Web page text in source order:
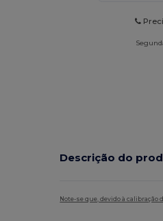
Descrição do
Note-se que, devido à calibração